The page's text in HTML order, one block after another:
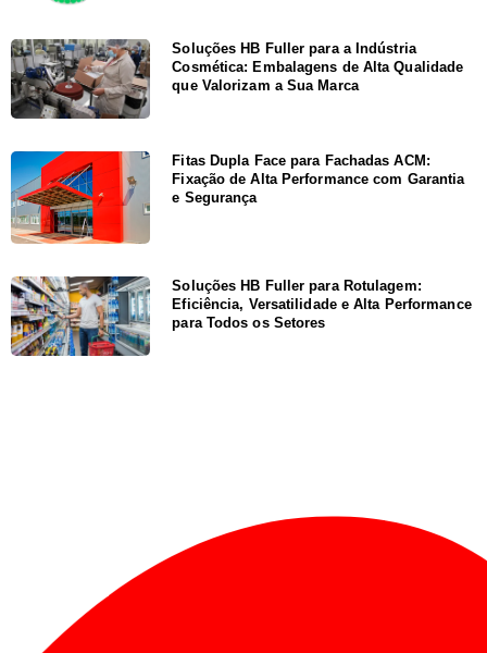
Soluções HB Fuller para a Indústria
Cosmética: Embalagens de Alta Qualidade
que Valorizam a Sua Marca
Fitas Dupla Face para Fachadas ACM:
Fixação de Alta Performance com Garantia
e Segurança
Soluções HB Fuller para Rotulagem:
Eficiência, Versatilidade e Alta Performance
para Todos os Setores